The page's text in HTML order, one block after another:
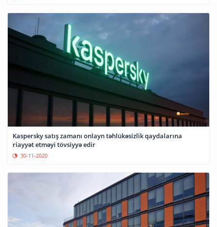
Kaspersky satış zamanı onlayn təhlükəsizlik qaydalarına
riayyət etməyi tövsiyyə edir
30-11-2020